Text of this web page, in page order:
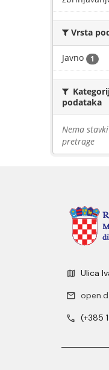
Vrsta
Javno 1
podataka
Nema
pretrage